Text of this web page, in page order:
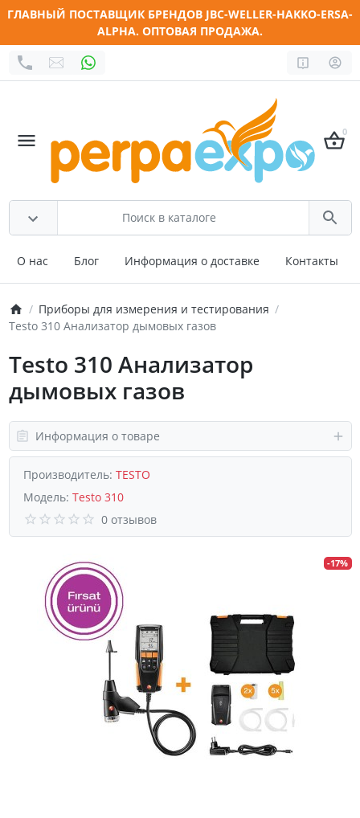
ГЛАВНЫЙ ПОСТАВЩИК БРЕНДОВ JBC-WELLER-HAKKO-ERSA-
ALPHA. ОПТОВАЯ ПРОДАЖА.
0
О нас Блог Информация о доставке Контакты
Приборы для измерения и тестирования
Testo 310 Анализатор дымовых газов
Testo 310 Анализатор
дымовых газов
Информация о товаре
Производитель: TESTO
Модель: Testo 310
0 отзывов
-17%